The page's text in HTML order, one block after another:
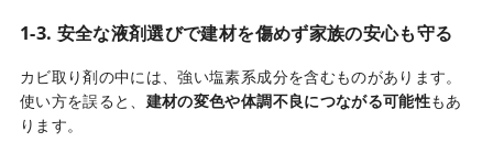
1-3. 安全な液剤選びで建材を傷めず家族の安心も守る
カビ取り剤の中には、強い塩素系成分を含むものがあります。
使い方を誤ると、 建材の変色や体調不良につながる可能性もあ
ります。